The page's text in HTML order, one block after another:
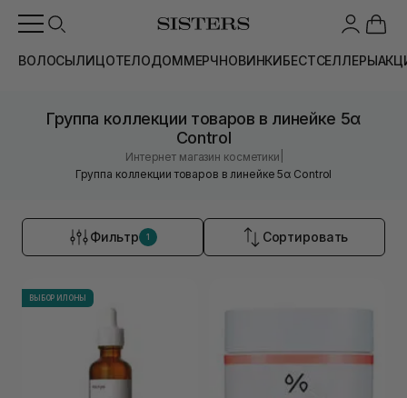
ВОЛОСЫЛИЦОТЕЛОДОММЕРЧНОВИНКИБЕСТСЕЛЛЕРЫ
Группа коллекции товаров в линейке 5α
Control
Интернет магазин косметики
Группа коллекции товаров в линейке 5α Control
Фильтр 1 Сортировать
ВЫБОР ИЛОНЫ